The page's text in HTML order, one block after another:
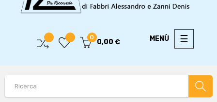
Toggle
☰
0
0,00 €